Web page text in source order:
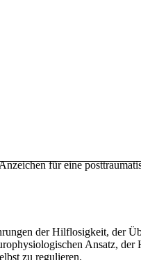
für eine
der Hilflosigkeit, der
Ansatz, der
zu regulieren.